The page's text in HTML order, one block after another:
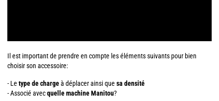
Il est important de prendre en compte les éléments suivants pour bien
choisir son accessoire:
- Le type de chargeà déplacer ainsi que sa densité
- Associé avecquelle machine Manitou?